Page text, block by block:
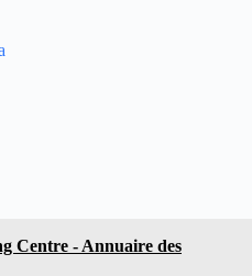
Centre - Annuaire des